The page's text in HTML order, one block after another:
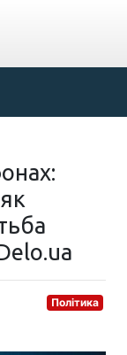
Політика